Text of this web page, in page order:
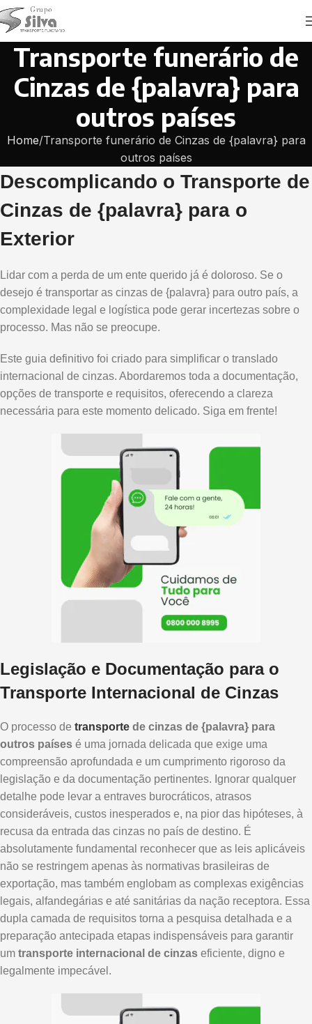
Transporte funerário de
Cinzas de {palavra} para
outros países
Home Transporte funerário de Cinzas de {palavra} para
outros países
Descomplicando o Transporte de
Cinzas de {palavra} para o
Exterior
Lidar com a perda de um ente querido já é doloroso. Se o
desejo é transportar as cinzas de {palavra} para outro país, a
complexidade legal e logística pode gerar incertezas sobre o
processo. Mas não se preocupe.
Este guia definitivo foi criado para simplificar o translado
internacional de cinzas. Abordaremos toda a documentação,
opções de transporte e requisitos, oferecendo a clareza
necessária para este momento delicado. Siga em frente!
Legislação e Documentação para o
Transporte Internacional de Cinzas
O processo de transporte de cinzas de {palavra} para
outros países é uma jornada delicada que exige uma
compreensão aprofundada e um cumprimento rigoroso da
legislação e da documentação pertinentes. Ignorar qualquer
detalhe pode levar a entraves burocráticos, atrasos
consideráveis, custos inesperados e, na pior das hipóteses, à
recusa da entrada das cinzas no país de destino. É
absolutamente fundamental reconhecer que as leis aplicáveis
não se restringem apenas às normativas brasileiras de
exportação, mas também englobam as complexas exigências
legais, alfandegárias e até sanitárias da nação receptora. Essa
dupla camada de requisitos torna a pesquisa detalhada e a
preparação antecipada etapas indispensáveis para garantir
um transporte internacional de cinzas eficiente, digno e
legalmente impecável.